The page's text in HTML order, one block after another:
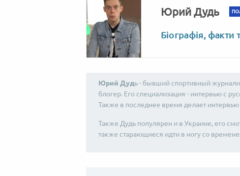
Юрий Дудь
Біографія, факти
Юрий Дудь - бывший спортивный
блогер. Его специализация - интервью с
Также в последнее время делает
Также Дудь популярен и в Украине, его
также старающиеся идти в ногу со